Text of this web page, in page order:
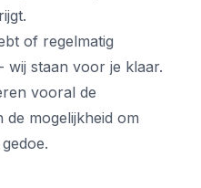
of regelmatig
wij staan voor je klaar.
vooral de
mogelijkheid om